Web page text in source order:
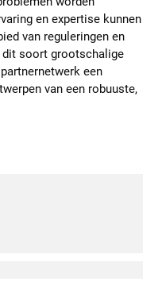
en expertise kunnen
van reguleringen en
dit soort grootschalige
een
van een robuuste,